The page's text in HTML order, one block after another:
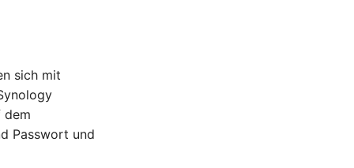
sich mit
dem
Passwort und